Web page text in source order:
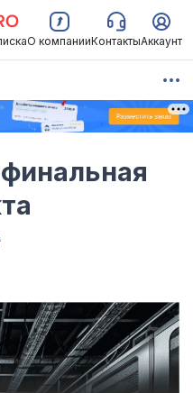
О компанииКонтактыАккаунт